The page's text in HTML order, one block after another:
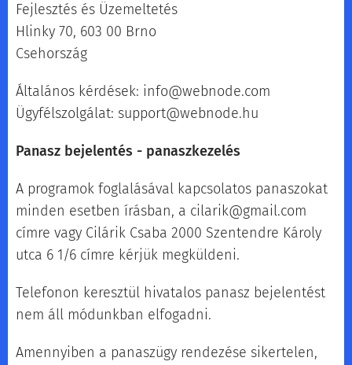
Fejlesztés és Üzemeltetés
Hlinky 70, 603 00 Brno
Csehország
Általános kérdések: info@webnode.com
Ügyfélszolgálat: support@webnode.hu
Panasz bejelentés - panaszkezelés
A programok foglalásával kapcsolatos panaszokat
minden esetben írásban, a cilarik@gmail.com
címre vagy Cilárik Csaba 2000 Szentendre Károly
utca 6 1/6 címre kérjük megküldeni.
Telefonon keresztül hivatalos panasz bejelentést
nem áll módunkban elfogadni.
Amennyiben a panaszügy rendezése sikertelen,